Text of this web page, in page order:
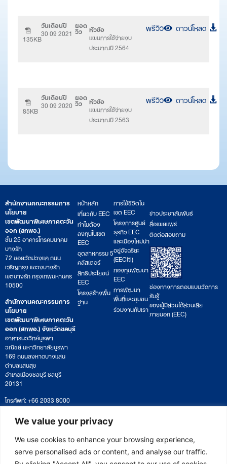
We value your privacy
We use cookies to enhance your browsing experience,
serve personalised ads or content, and analyse our traffic.
135KB
วันเดือนปี
30 09 2021
ยอด
วิว หัวข้อ
แผนการใช้จ่ายงบ
ประมาณปี 2564
พรีวิว ดาวน์โหลด
85KB
วันเดือนปี
30 09 2020
ยอด
วิว หัวข้อ
แผนการใช้จ่ายงบ
ประมาณปี 2563
พรีวิว ดาวน์โหลด
สำนักงานคณะกรรมการ
นโยบาย
เขตพัฒนาพิเศษภาคตะวัน
ออก (สกพอ.)
ชั้น 25 อาคารโทรคมนาคม
บางรัก
72 ซอยวัดม่วงแค ถนน
เจริญกรุง แขวงบางรัก
เขตบางรัก กรุงเทพมหานคร
10500
สำนักงานคณะกรรมการ
นโยบาย
เขตพัฒนาพิเศษภาคตะวัน
ออก (สกพอ.) จังหวัดชลบุรี
อาคารนววิทย์บูรพา
วณิชย์ มหาวิทยาลัยบูรพา
169 ถนนลงหาดบางแสน
ตำบลแสนสุข
อำเภอเมืองชลบุรี ชลบุรี
20131
โทรศัพท์: +66 2033 8000
เวลาทำการ: จันทร์ – ศุกร์
09:00 – 17:00 น.
ติดตามหนังสือหรือยื่นเอกสาร
saraban@eeco.or.th
หน้าหลัก
เกี่ยวกับ EEC
ทำไมต้อง
ลงทุนในเขต
EEC
อุตสาหกรรม 5
คลัสเตอร์
สิทธิประโยชน์
EEC
โครงสร้างพื้น
ฐาน
การใช้ชีวิตใน
เขต EEC
โครงการศูนย์
ธุรกิจ EEC
และเมืองใหม่น่า
อยู่อัจฉริยะ
(EECiti)
กองทุนพัฒนา
EEC
การพัฒนา
พื้นที่และชุมชน
ร่วมงานกับเรา
ข่าวประชาสัมพันธ์
สื่อเผยแพร่
ติดต่อสอบถาม
ช่องทางการตอบแบบวัดการ
รับรู้
ของผู้มีส่วนได้ส่วนเสีย
ภายนอก (EEC)